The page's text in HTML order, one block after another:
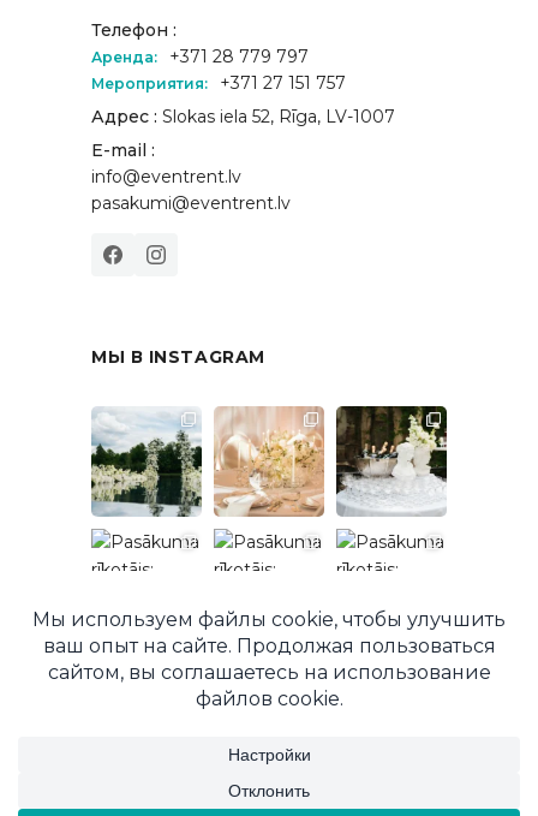
Телефон :
Аренда: +371 28 779 797
Мероприятия:
+371 27 151 757
Адрес : Slokas iela 52, Rīga, LV-1007
E-mail :
info@eventrent.lv
pasakumi@eventrent.lv
МЫ В INSTAGRAM
Подписаться в Instagram
© 2026 EventRent. Все права защищены.